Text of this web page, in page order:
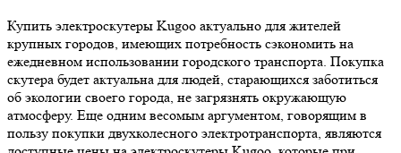
Купить электроскутеры Kugoo актуально для жителей
крупных городов, имеющих потребность сэкономить на
ежедневном использовании городского транспорта. Покупка
скутера будет актуальна для людей, старающихся заботиться
об экологии своего города, не загрязнять окружающую
атмосферу. Еще одним весомым аргументом, говорящим в
пользу покупки двухколесного электротранспорта, являются